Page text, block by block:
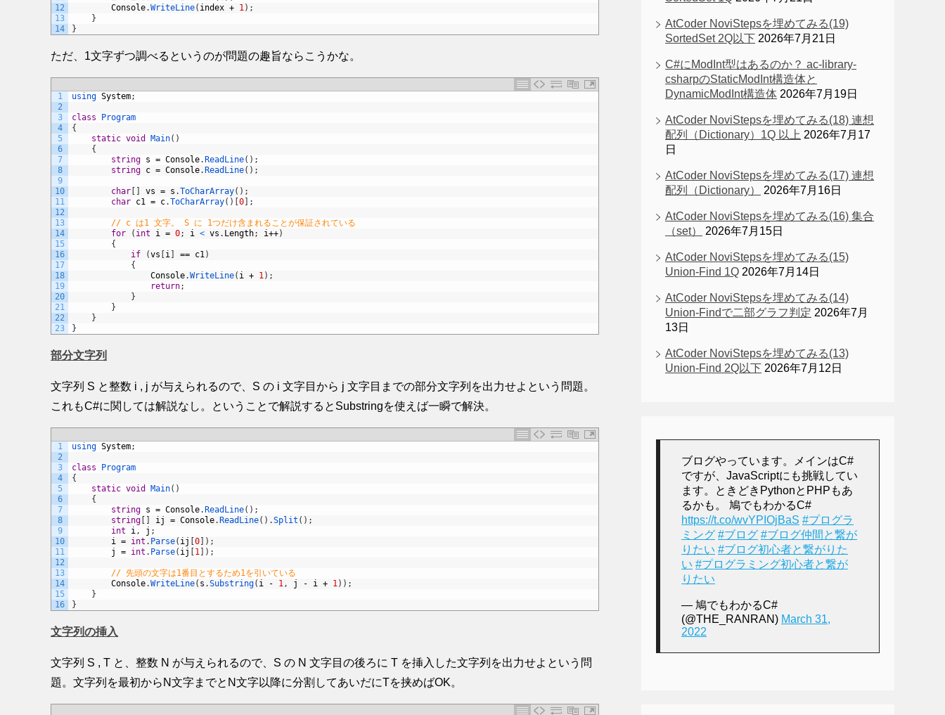
12
13
14
Console.WriteLine( index + 1) ;
}
}
ただ、1文字ずつ調べるというのが問題の趣旨ならこうかな。
1
2
3
4
5
6
7
8
9
10
11
12
13
14
15
16
17
18
19
20
21
22
23
using System;
class
Program
{
static void Main( )
{
string s = Console. ReadLine( ) ;
string c = Console. ReadLine( ) ;
char vs = s .ToCharArray( ) ;
char c1 = c.ToCharArray( ) 0 ;
// c は1 文字。 S に 1つだけ含まれることが保証されている
for
( int i = 0; i < vs . Length; i++)
{
if
(vs i == c1)
{
Console.WriteLine( i + 1) ;
return;
}
}
}
}
部分文字列
文字列 S と整数 i , j が与えられるので、S の i 文字目から j 文字目までの部分文字列を出力せよという問題。
これもC#に関しては解説なし。ということで解説するとSubstringを使えば一瞬で解決。
1
2
3
4
5
6
7
8
9
10
11
12
13
14
15
16
using System;
class
Program
{
static void Main( )
{
string s = Console. ReadLine( ) ;
string
ij = Console. ReadLine( ) .Split ( ) ;
int
i, j ;
i = int . Parse( ij 0 ) ;
j
= int . Parse( ij 1 ) ;
// 先頭の文字は1番目とするため1を引いている
Console.WriteLine( s .Substring( i - 1, j - i + 1) ) ;
}
}
文字列の挿入
文字列 S , T と、整数 N が与えられるので、S の N 文字目の後ろに T を挿入した文字列を出力せよという問
題。文字列を最初からN文字までとN文字以降に分割してあいだにTを挟めばOK。
AtCoder NoviStepsを埋めてみる(19)
SortedSet 2Q以下 2026年7月21日
C#にModInt型はあるのか？ ac-library-
csharpのStaticModInt構造体と
DynamicModInt構造体 2026年7月19日
AtCoder NoviStepsを埋めてみる(18) 連想
配列（Dictionary）1Q 以上 2026年7月17
日
AtCoder NoviStepsを埋めてみる(17) 連想
配列（Dictionary）
2026年7月16日
AtCoder NoviStepsを埋めてみる(16) 集合
（set）
2026年7月15日
AtCoder NoviStepsを埋めてみる(15)
Union-Find 1Q 2026年7月14日
AtCoder NoviStepsを埋めてみる(14)
Union-Findで二部グラフ判定 2026年7月
13日
AtCoder NoviStepsを埋めてみる(13)
Union-Find 2Q以下 2026年7月12日
ブログやっています。メインはC#
ですが、JavaScriptにも挑戦してい
ます。ときどきPythonとPHPもあ
るかも。 鳩でもわかるC#
https://t.co/wvYPIOjBaS #プログラ
ミング #ブログ #ブログ仲間と繋が
りたい #ブログ初心者と繋がりた
い #プログラミング初心者と繋が
りたい
— 鳩でもわかるC#
(@THE_RANRAN) March 31,
2022